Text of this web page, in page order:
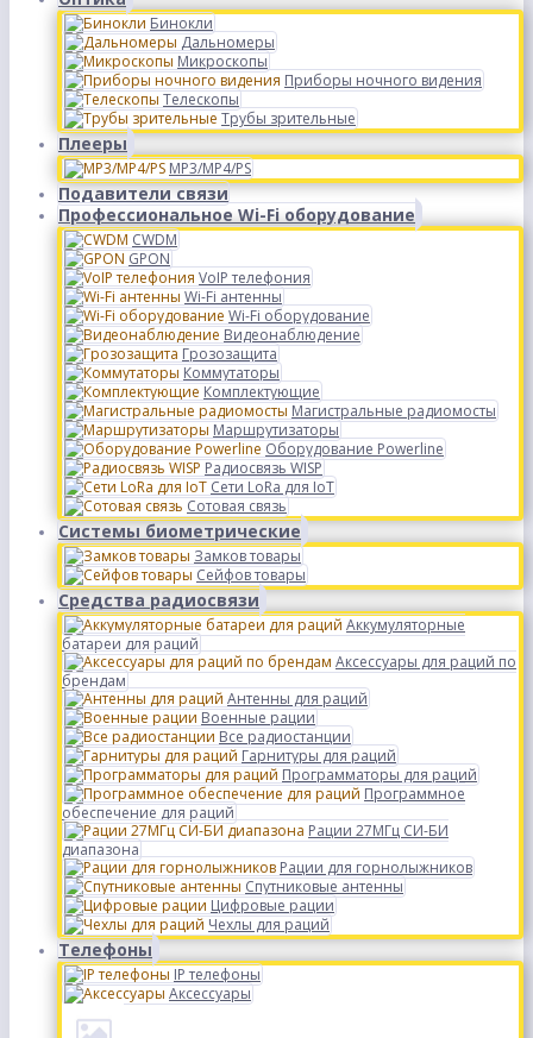
Бинокли
Дальномеры
Микроскопы
Приборы ночного видения
Телескопы
Трубы зрительные
Плееры
MP3/MP4/PS
Подавители связи
Профессиональное Wi-Fi оборудование
CWDM
GPON
VoIP телефония
Wi-Fi антенны
Wi-Fi оборудование
Видеонаблюдение
Грозозащита
Коммутаторы
Комплектующие
Магистральные радиомосты
Маршрутизаторы
Оборудование Powerline
Радиосвязь WISP
Сети LoRa для IoT
Сотовая связь
Системы биометрические
Замков товары
Сейфов товары
Средства радиосвязи
Аккумуляторные
батареи для раций
Аксессуары для раций по
брендам
Антенны для раций
Военные рации
Все радиостанции
Гарнитуры для раций
Программаторы для раций
Программное
обеспечение для раций
Рации 27МГц СИ-БИ
диапазона
Рации для горнолыжников
Спутниковые антенны
Цифровые рации
Чехлы для раций
Телефоны
IP телефоны
Аксессуары